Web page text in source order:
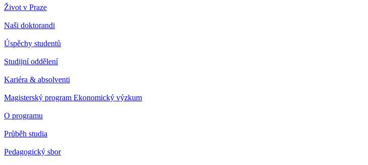
Život v Praze
Naši doktorandi
Úspěchy studentů
Studijní oddělení
Kariéra & absolventi
Magisterský program Ekonomický výzkum
O programu
Průběh studia
Pedagogický sbor